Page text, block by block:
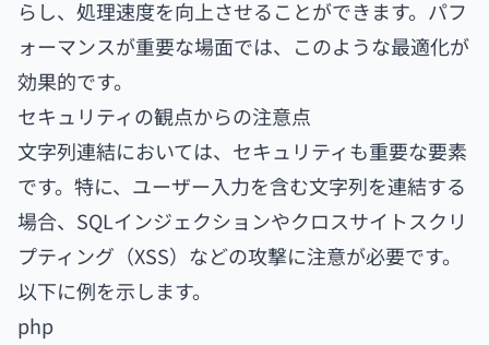
らし、処理速度を向上させることができます。パフ
ォーマンスが重要な場面では、このような最適化が
効果的です。
セキュリティの観点からの注意点
文字列連結においては、セキュリティも重要な要素
です。特に、ユーザー入力を含む文字列を連結する
場合、SQLインジェクションやクロスサイトスクリ
プティング（XSS）などの攻撃に注意が必要です。
以下に例を示します。
php